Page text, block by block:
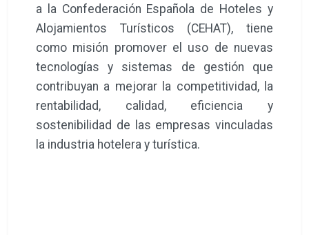
a la Confederación Española de Hoteles y
Alojamientos Turísticos (CEHAT), tiene
como misión promover el uso de nuevas
tecnologías y sistemas de gestión que
contribuyan a mejorar la competitividad, la
rentabilidad, calidad, eficiencia y
sostenibilidad de las empresas vinculadas
la industria hotelera y turística.